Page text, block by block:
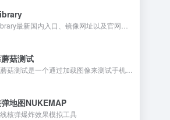
菇测试
地图NUKEMAP
核弹爆炸效果模拟工具